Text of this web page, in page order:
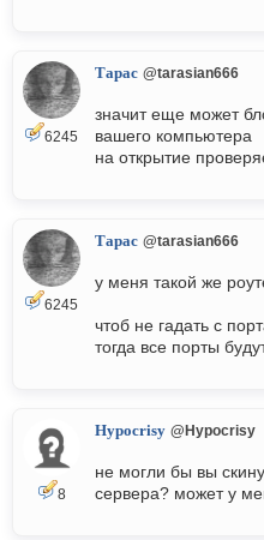
6245
Тарас @tarasian666
значит еще может
вашего компьютера
на открытие
6245
Тарас @tarasian666
у меня такой же
чтоб не гадать с
тогда все порты
8
Hypocrisy @Hypocrisy
не могли бы вы
сервера? может у